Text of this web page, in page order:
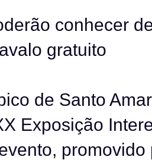
conhecer
gratuito
de Santo
Exposição